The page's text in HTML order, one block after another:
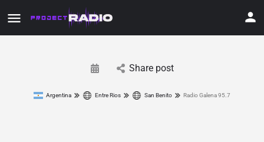
Share post
Argentina Entre Rios San Benito Radio Galena 95.7